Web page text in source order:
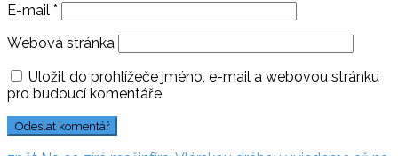
E-mail *
Webová stránka
Uložit do prohlížeče jméno, e-mail a webovou stránku
pro budoucí komentáře.